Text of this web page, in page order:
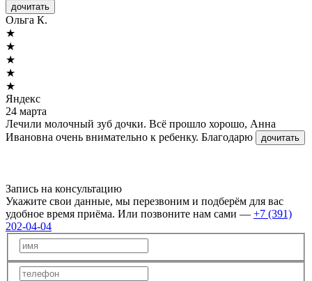
дочитать
Ольга К.
★
★
★
★
★
Яндекс
24 марта
Лечили молочный зуб дочки. Всё прошло хорошо, Анна
Ивановна очень внимательно к ребенку. Благодарю
дочитать
Запись на консультацию
Укажите свои данные, мы перезвоним и подберём для вас
удобное время приёма. Или позвоните нам сами — +7 (391)
202-04-04